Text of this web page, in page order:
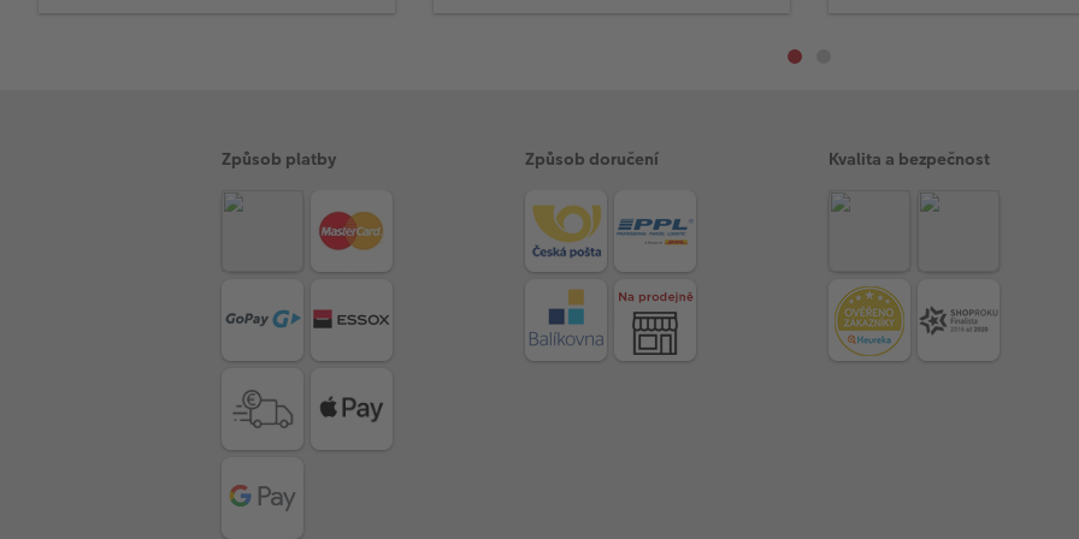
Způsob platby Způsob doručení Kvalita a bezpečnost